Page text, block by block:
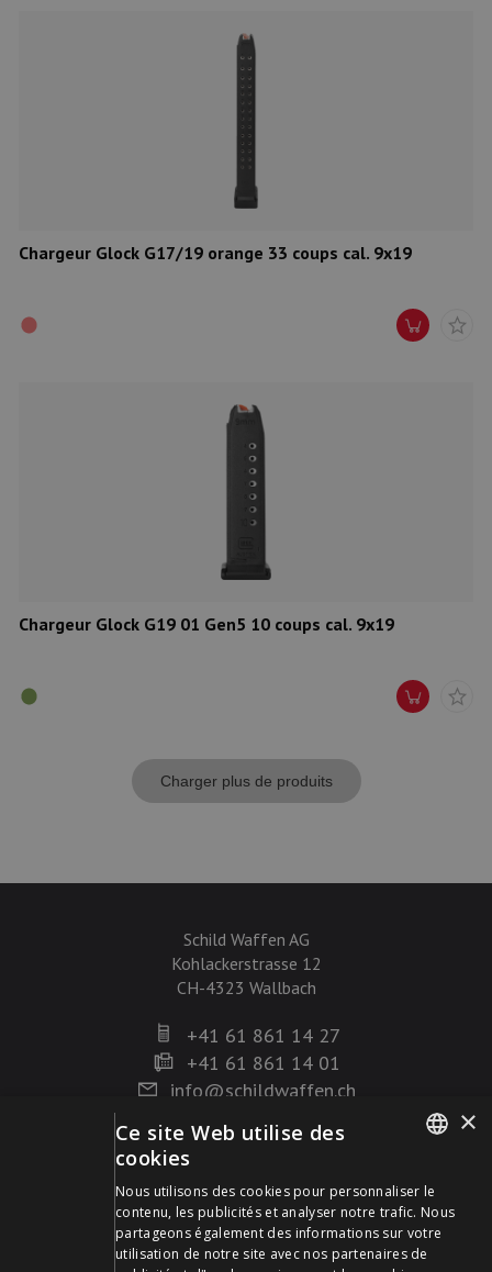
Chargeur Glock G17/19 orange 33 coups cal. 9x19
Chargeur Glock G19 01 Gen5 10 coups cal. 9x19
Charger plus de produits
Schild Waffen AG
Kohlackerstrasse 12
CH-4323 Wallbach
+41 61 861 14 27
+41 61 861 14 01
info@schildwaffen.ch
Mode de paiement
FRENCH
×
Ce site Web utilise des
cookies
Nous utilisons des cookies pour personnaliser le
contenu, les publicités et analyser notre trafic. Nous
partageons également des informations sur votre
utilisation de notre site avec nos partenaires de